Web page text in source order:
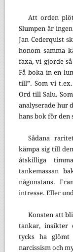
Att orden
Slumpen är
Jan Cederquist
honom samma
faxa, vi gjorde
Få boka in en
till”. Som vi
Ord till Salu.
analyserade hur
hans bok för den
Sådana
kämpa sig till
åtskilliga
tankemassan
någonstans.
intresse. Eller
Konsten att
tankar, insikter
tycks ha
narcissism och